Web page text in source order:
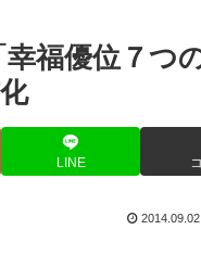
福優位７つ
LINE
2014.09.02